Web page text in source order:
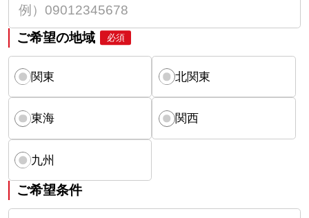
ご希望の地域 必須
関東 北関東
東海 関西
九州
ご希望条件